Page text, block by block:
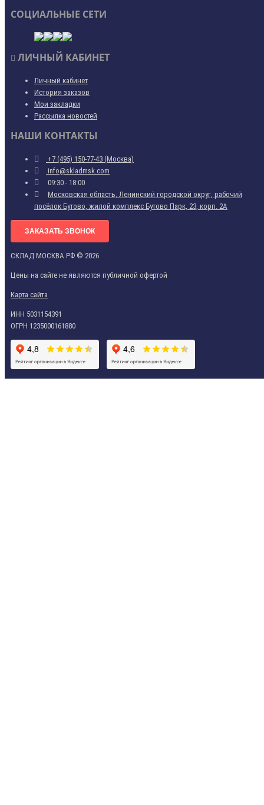
СОЦИАЛЬНЫЕ СЕТИ
ЛИЧНЫЙ КАБИНЕТ
Личный кабинет
История заказов
Мои закладки
Рассылка новостей
НАШИ КОНТАКТЫ
+7 (495) 150-77-43 (Москва)
info@skladmsk.com
09:30 - 18:00
Московская область, Ленинский городской округ, рабочий
посёлок Бутово, жилой комплекс Бутово Парк, 23, корп. 2А
ЗАКАЗАТЬ ЗВОНОК
СКЛАД МОСКВА РФ © 2026
Цены на сайте не являются публичной офертой
Карта сайта
ИНН 5031154391
ОГРН 1235000161880